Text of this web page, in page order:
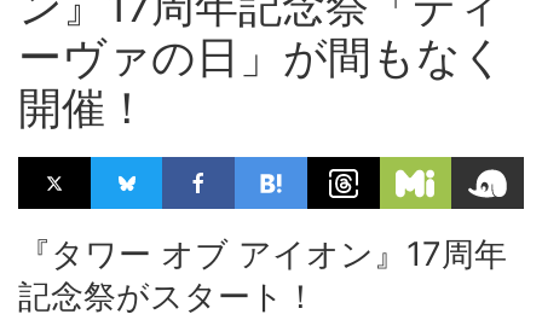
ーヴァの日」が間もなく
開催！
『タワー オブ アイオン』17周年
記念祭がスタート！